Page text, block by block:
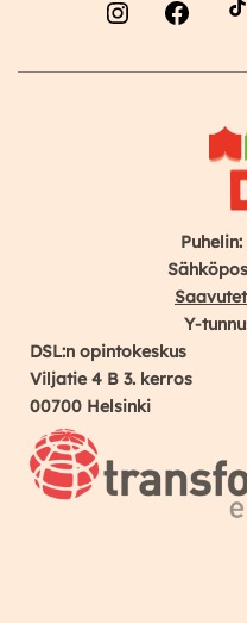
Y-
DSL:n opintokeskus
Viljatie 4 B 3. kerros
00700 Helsinki